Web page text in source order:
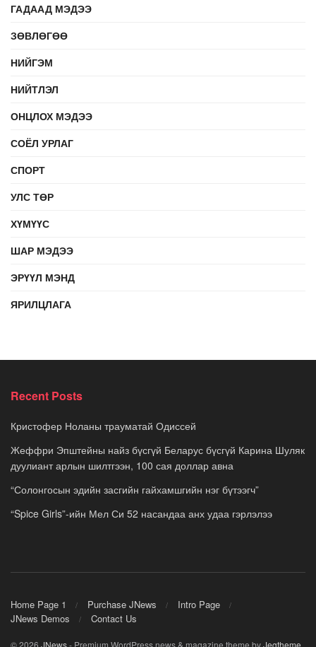
ГАДААД МЭДЭЭ
ЗӨВЛӨГӨӨ
НИЙГЭМ
НИЙТЛЭЛ
ОНЦЛОХ МЭДЭЭ
СОЁЛ УРЛАГ
СПОРТ
УЛС ТӨР
ХҮМҮҮС
ШАР МЭДЭЭ
ЭРҮҮЛ МЭНД
ЯРИЛЦЛАГА
Recent Posts
Кристофер Ноланы трауматай Одиссей
Жеффри Эпштейны найз бүсгүй Беларус бүсгүй Карина Шуляк
дуулиант арлын шилтгээн, 100 сая доллар авна
“Солонгосын эдийн засгийн гайхамшгийн нэг бүтээгч”
“Spice Girls”-ийн Мел Си 52 насандаа анх удаа гэрлэлээ
Home Page 1 Purchase JNews
Intro Page
JNews Demos
Contact Us